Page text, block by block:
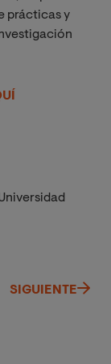
prácticas y
SIGUIENTE